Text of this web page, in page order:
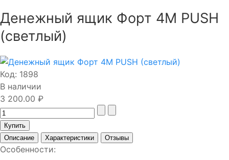
Денежный ящик Форт 4М PUSH
(светлый)
Код: 1898
В наличии
3 200.00 ₽
Описание Характеристики Отзывы
Особенности: